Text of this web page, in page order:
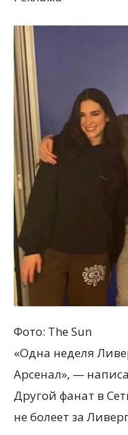
Фото: The Sun
«Одна неделя
Арсенал», —
Другой фанат в
не болеет за